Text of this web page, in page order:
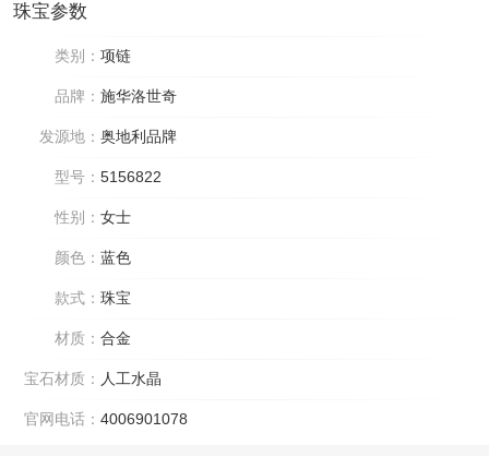
珠宝参数
类别： 项链
品牌： 施华洛世奇
发源地： 奥地利品牌
型号： 5156822
性别： 女士
颜色： 蓝色
款式： 珠宝
材质： 合金
宝石材质： 人工水晶
官网电话： 4006901078